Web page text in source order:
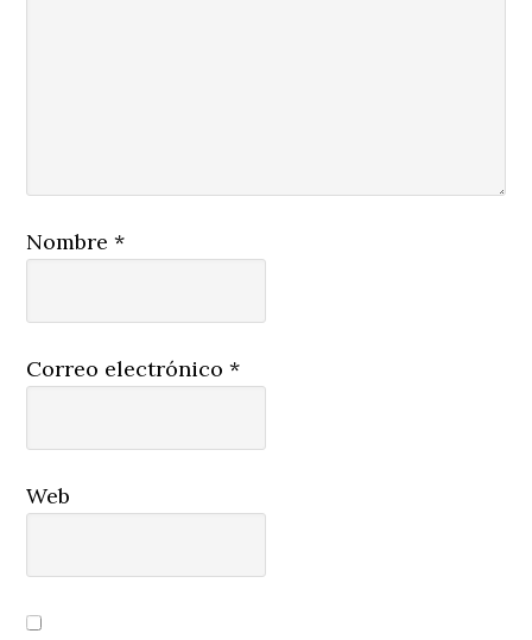
Nombre*
Correo electrónico*
Web